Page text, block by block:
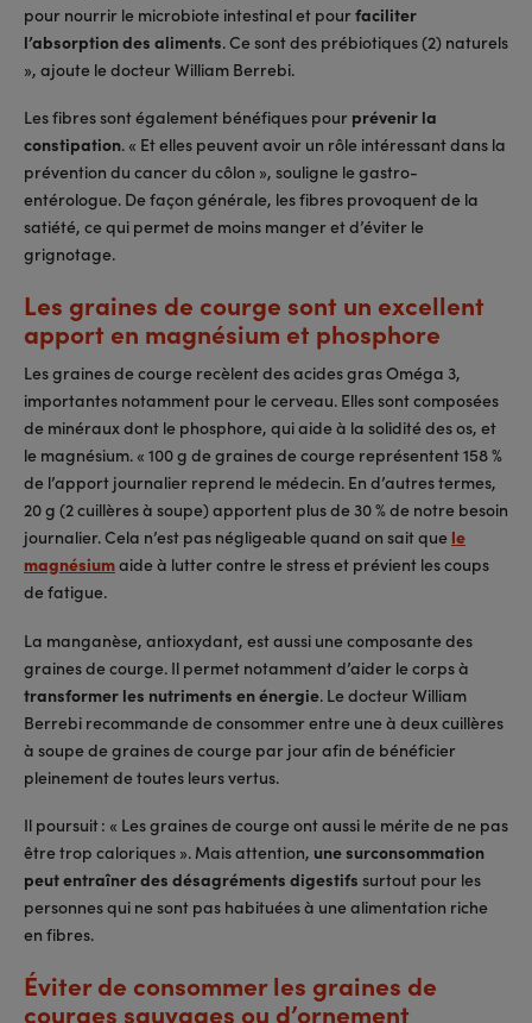
pour nourrir le microbiote intestinal et pourfaciliter
l’absorption des aliments. Ce sont des prébiotiques (2) naturels
», ajoute le docteur William Berrebi.
Les fibres sont également bénéfiques pour prévenir la
constipation. « Et elles peuvent avoir un rôle intéressant dans la
prévention du cancer du côlon », souligne le gastro-
entérologue. De façon générale, les fibres provoquent de la
satiété, ce qui permet de moins manger et d’éviter le
grignotage.
Les graines de courge sont un excellent
apport en magnésium et phosphore
Les graines de courge recèlent des acides gras Oméga 3,
importantes notamment pour le cerveau. Elles sont composées
de minéraux dont le phosphore, qui aide à la solidité des os, et
le magnésium. « 100 g de graines de courge représentent 158 %
de l’apport journalier reprend le médecin. En d’autres termes,
20 g (2 cuillères à soupe) apportent plus de 30 % de notre besoin
journalier. Cela n’est pas négligeable quand on sait que le
magnésiumaide à lutter contre le stress et prévient les coups
de fatigue.
La manganèse, antioxydant, est aussi une composante des
graines de courge. Il permet notamment d’aider le corps à
transformer les nutriments en énergie. Le docteur William
Berrebi recommande de consommer entre une à deux cuillères
à soupe de graines de courge par jour afin de bénéficier
pleinement de toutes leurs vertus.
Il poursuit : « Les graines de courge ont aussi le mérite de ne pas
être trop caloriques ». Mais attention, une surconsommation
peut entraîner des désagréments digestifs surtout pour les
personnes qui ne sont pas habituées à une alimentation riche
en fibres.
Éviter de consommer les graines de
courges sauvages ou d’ornement